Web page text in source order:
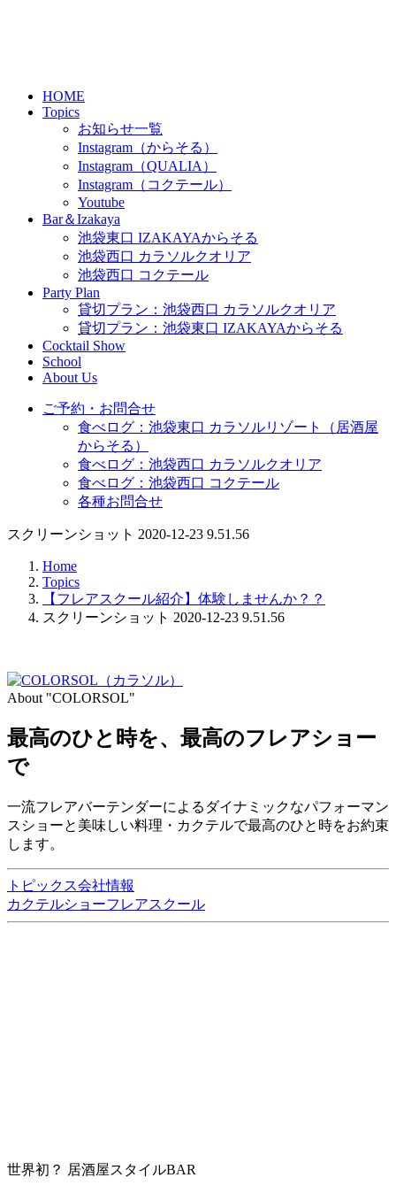
HOME
Topics
お知らせ一覧
Instagram（からそる）
Instagram（QUALIA）
Instagram（コクテール）
Youtube
Bar＆Izakaya
池袋東口 IZAKAYAからそる
池袋西口 カラソルクオリア
池袋西口 コクテール
Party Plan
貸切プラン：池袋西口 カラソルクオリア
貸切プラン：池袋東口 IZAKAYAからそる
Cocktail Show
School
About Us
ご予約・お問合せ
食べログ：池袋東口 カラソルリゾート（居酒屋
からそる）
食べログ：池袋西口 カラソルクオリア
食べログ：池袋西口 コクテール
各種お問合せ
スクリーンショット 2020-12-23 9.51.56
Home
Topics
【フレアスクール紹介】体験しませんか？？
スクリーンショット 2020-12-23 9.51.56
About "COLORSOL"
最高のひと時を、 最高のフレアショー
で
一流フレアバーテンダーによるダイナミックなパフォーマン
スショーと美味しい料理・カクテルで最高のひと時をお約束
します。
トピックス会社情報
カクテルショーフレアスクール
世界初？ 居酒屋スタイルBAR